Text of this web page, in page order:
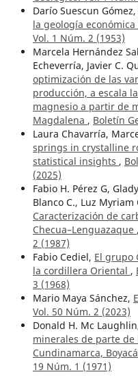
Darío Suescun Gómez,
la geología
Vol. 1 Núm. 2 (1953)
Marcela Hernández
Echeverría, Javier C.
optimización de las
producción, a escala
magnesio a partir de
Magdalena , Boletín
Laura Chavarría,
springs in crystalline
statistical insights ,
(2025)
Fabio H. Pérez G,
Blanco C., Luz Myriam
Caracterización de
Checua–Lenguazaque ,
2 (1987)
Fabio Cediel, El grupo
la cordillera Oriental ,
3 (1968)
Mario Maya Sánchez,
Vol. 50 Núm. 2 (2023)
Donald H. Mc
minerales de parte
Cundinamarca,
19 Núm. 1 (1971)